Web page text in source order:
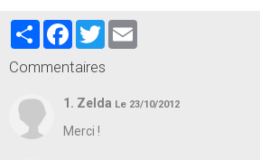
PartagerFacebook
Twitter
Commentaires
1. Zelda Le 23/10/2012
Merci !